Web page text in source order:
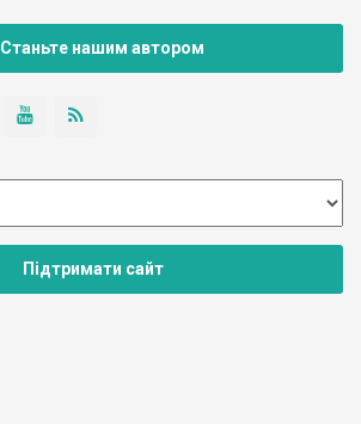
Станьте нашим автором
Підтримати сайт